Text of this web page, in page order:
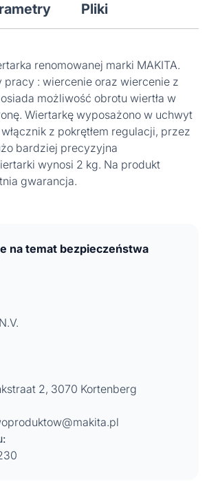
Pliki
renomowanej marki MAKITA.
pracy : wiercenie oraz wiercenie z
możliwość obrotu wiertła w
Wiertarkę wyposażono w uchwyt
z pokrętłem regulacji, przez
bardziej precyzyjna
wynosi 2 kg. Na produkt
gwarancja.
na temat bezpieczeństwa
2, 3070 Kortenberg